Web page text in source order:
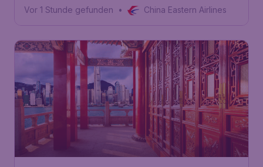
Vor 1 Stunde gefunden • China Eastern Airlines